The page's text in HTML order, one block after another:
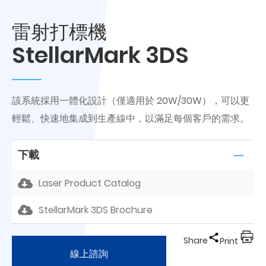
雷射打標機
StellarMark 3DS
該系統採用一體化設計（僅適用於 20W/30W），可以更
輕鬆、快速地集成到生產線中，以滿足每個客戶的需求。
下載
Laser Product Catalog
StellarMark 3DS Brochure
線上諮詢
Share Print